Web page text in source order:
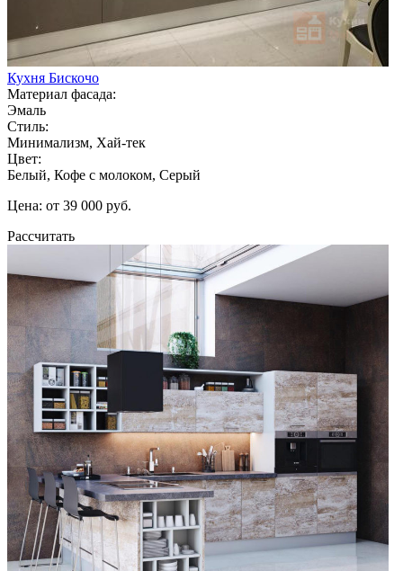
Кухня Бискочо
Материал фасада:
Эмаль
Стиль:
Минимализм, Хай-тек
Цвет:
Белый, Кофе с молоком, Серый
Цена: от 39 000 руб.
Рассчитать